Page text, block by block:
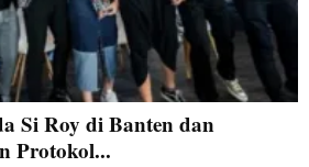
Si Roy di Banten dan
Protokol...